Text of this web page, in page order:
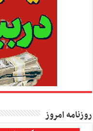
روزنامه امروز